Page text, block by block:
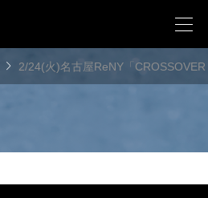
 2/24(火)名古屋ReNY「